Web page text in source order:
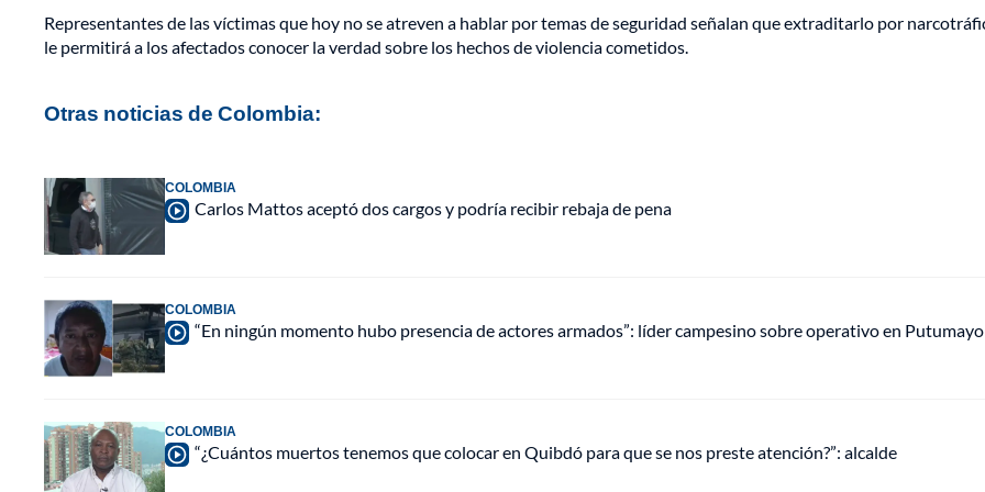
Representantes de las víctimas que hoy no se atreven a hablar por temas de seguridad señalan que extraditarlo por
le permitirá a los afectados conocer la verdad sobre los hechos de violencia cometidos.
Otras noticias de Colombia:
COLOMBIA
Carlos Mattos aceptó dos cargos y podría recibir rebaja de pena
COLOMBIA
“En ningún momento hubo presencia de actores armados”: líder campesino sobre operativo en Putumayo
COLOMBIA
“¿Cuántos muertos tenemos que colocar en Quibdó para que se nos preste atención?”: alcalde